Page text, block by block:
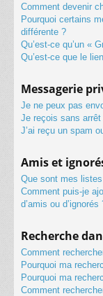
Comment devenir
Pourquoi certains
différente ?
Qu’est-ce qu’un «
Qu’est-ce que le
Messagerie
Je ne peux pas
Je reçois sans
J’ai reçu un spam
Amis et
Que sont mes listes
Comment puis-je
d’amis ou d’ignorés
Recherche
Comment
Pourquoi ma
Pourquoi ma
Comment